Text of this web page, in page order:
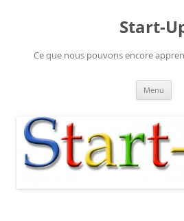
Start-
Ce que nous pouvons encore
Menu